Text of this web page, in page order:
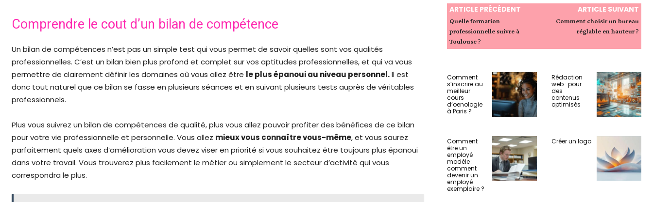
Comprendre le cout d’un bilan de compétence
Un bilan de compétences n’est pas un simple test qui vous permet de savoir quelles sont vos qualités
professionnelles. C’est un bilan bien plus profond et complet sur vos aptitudes professionnelles, et qui va vous
permettre de clairement définir les domaines où vous allez être le plus épanoui au niveau personnel.Il est
donc tout naturel que ce bilan se fasse en plusieurs séances et en suivant plusieurs tests auprès de véritables
professionnels.
Plus vous suivrez un bilan de compétences de qualité, plus vous allez pouvoir profiter des bénéfices de ce bilan
pour votre vie professionnelle et personnelle. Vous allez mieux vous connaître vous-même, et vous saurez
parfaitement quels axes d’amélioration vous devez viser en priorité si vous souhaitez être toujours plus épanoui
dans votre travail. Vous trouverez plus facilement le métier ou simplement le secteur d’activité qui vous
correspondra le plus.
ARTICLE PRÉCÉDENT
Quelle formation
professionnelle suivre à
Toulouse ?
ARTICLE SUIVANT
Comment choisir un bureau
réglable en hauteur ?
Comment
s’inscrire au
meilleur
cours
d’oenologie
à Paris ?
Rédaction
web : pour
des
contenus
optimisés
Comment
être un
employé
modèle :
comment
devenir un
employé
exemplaire ?
Créer un logo